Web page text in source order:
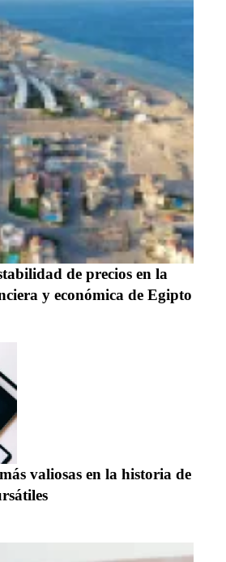
de precios en la
y económica de Egipto
valiosas en la historia de